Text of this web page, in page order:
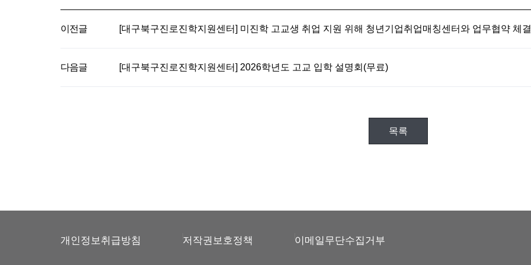
이전글 [대구북구진로진학지원센터] 미진학 고교생 취업 지원 위해 청년기업취업매칭센터와 업무협약 체결
다음글 [대구북구진로진학지원센터] 2026학년도 고교 입학 설명회(무료)
목록
개인정보취급방침 저작권보호정책 이메일무단수집거부